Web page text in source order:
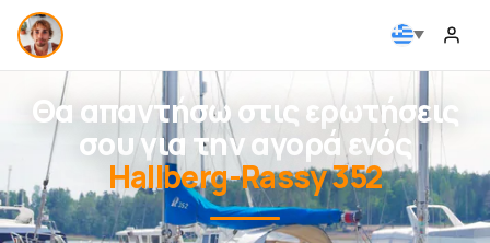
Θα απαντήσω στις ερωτήσεις
σου για την αγορά ενός
Hallberg-Rassy 352